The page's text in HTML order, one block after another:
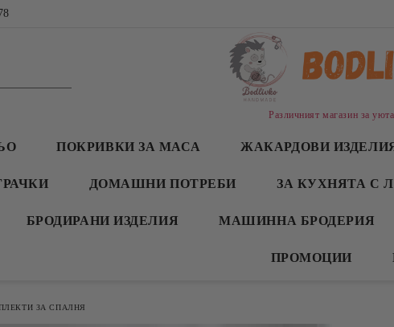
Различният магазин за
ПОКРИВКИ ЗА МАСА ЖАКАРДОВИ
ДОМАШНИ ПОТРЕБИ ЗА КУХНЯТА С
БРОДИРАНИ ИЗДЕЛИЯ МАШИННА БРОДЕРИЯ
ПРОМОЦИИ
ЗА СПАЛНЯ